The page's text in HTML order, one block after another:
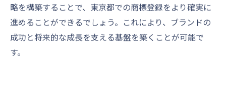
略を構築することで、東京都での商標登録をより確実に
進めることができるでしょう。これにより、ブランドの
成功と将来的な成長を支える基盤を築くことが可能で
す。